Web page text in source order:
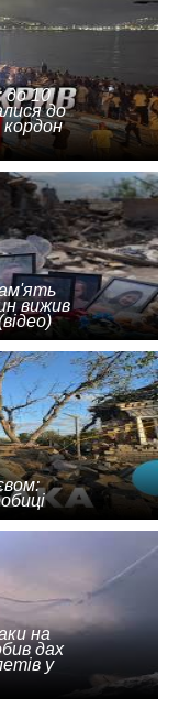
до 10
до
кордон
вижив
на
дах
у